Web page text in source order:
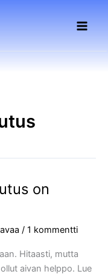
on
/ 1 kommentti
Hitaasti, mutta
aivan helppo. Lue